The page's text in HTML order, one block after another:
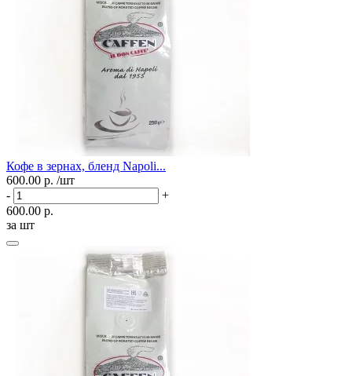
Кофе в зернах, бленд Napoli...
600.00 р. /шт
-
+
600.00 р.
за шт